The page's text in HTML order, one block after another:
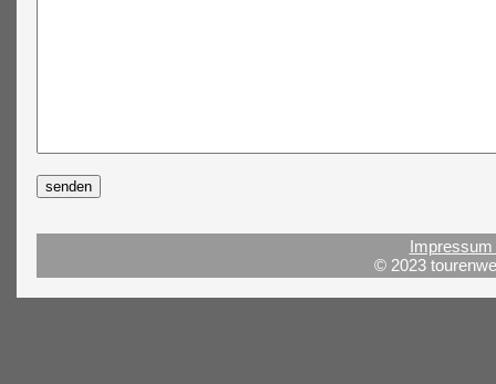
© 2023